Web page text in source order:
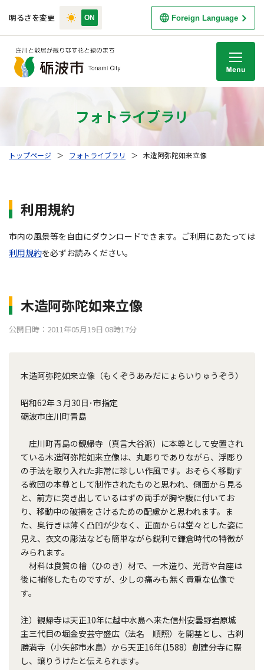
明るさを変更 Foreign Language
フォトライブラリ
トップページ ＞ フォトライブラリ ＞ 木造阿弥陀如来立像
利用規約
市内の風景等を自由にダウンロードできます。ご利用にあたっては
利用規約を必ずお読みください。
木造阿弥陀如来立像
公開日時：2011年05月19日 08時17分
木造阿弥陀如来立像（もくぞうあみだにょらいりゅうぞう）
昭和62年３月30日･市指定
砺波市庄川町青島
庄川町青島の観帰寺（真言大谷派）に本尊として安置され
ている木造阿弥陀如来立像は、丸彫りでありながら、浮彫り
の手法を取り入れた非常に珍しい作風です。おそらく移動す
る教団の本尊として制作されたものと思われ、側面から見る
と、前方に突き出しているはずの両手が胸や腹に付いてお
り、移動中の破損をさけるための配慮かと思われます。ま
た、奥行きは薄く凸凹が少なく、正面からは堂々とした姿に
見え、衣文の彫法なども簡単ながら鋭利で鎌倉時代の特徴が
みられます。
材料は良質の檜（ひのき）材で、一木造り、光背や台座は
後に補修したものですが、少しの痛みも無く貴重な仏像で
す。
注）観帰寺は天正10年に越中水島へ来た信州安曇野岩原城
主三代目の堀金安芸守盛広（法名 順照）を開基とし、古刹
勝満寺（小矢部市水島）から天正16年(1588）創建分寺に際
し、譲りうけたと伝えられます。